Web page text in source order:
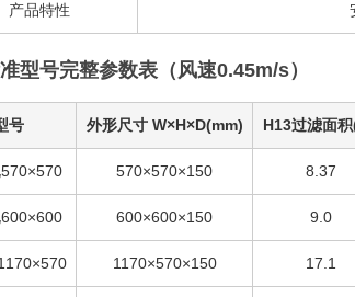
产品特性
型号完整参数表（风速0.45m/s）
号 外形尺寸 W×H×D(mm) H13过滤面
570×570×150 8.37
600×600×150 9.0
1170×570×150 17.1